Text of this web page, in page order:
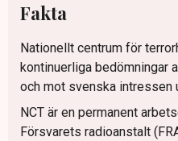
Fakta
Nationellt centrum för
kontinuerliga bedömningar
och mot svenska intressen
NCT är en permanent
Försvarets radioanstalt